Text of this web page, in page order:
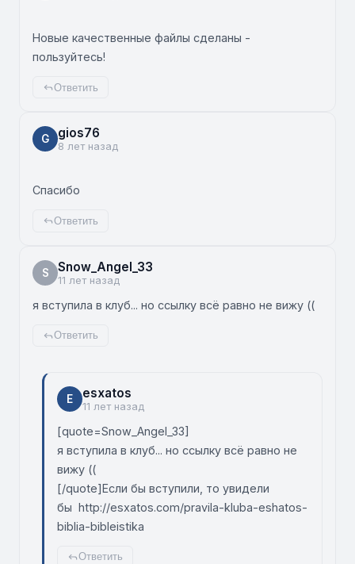
Новые качественные файлы сделаны -
пользуйтесь!
Ответить
G gios76
8 лет назад
Спасибо
Ответить
S Snow_Angel_33
11 лет назад
я вступила в клуб... но ссылку всё равно не вижу ((
Ответить
E esxatos
11 лет назад
[quote=Snow_Angel_33]
я вступила в клуб... но ссылку всё равно не
вижу ((
[/quote]Если бы вступили, то увидели
бы http://esxatos.com/pravila-kluba-eshatos-
biblia-bibleistika
Ответить